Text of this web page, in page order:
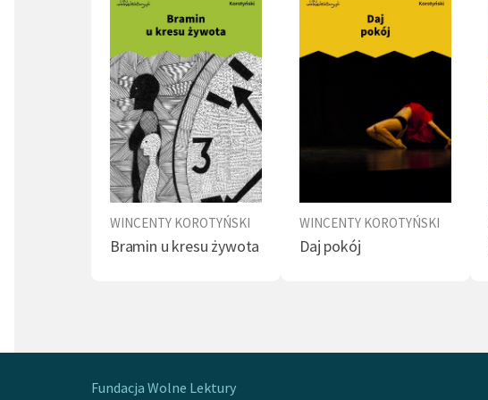
WINCENTY KOROTYŃSKI
Bramin u kresu żywota
WINCENTY KOROTYŃSKI
Daj pokój
Fundacja Wolne Lektury